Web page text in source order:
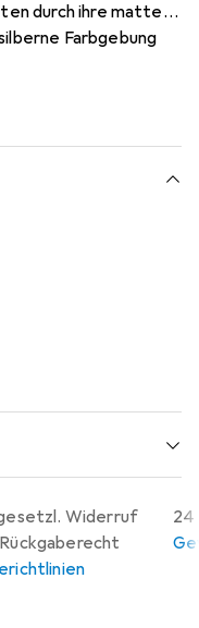
durch ihre matte
Farbgebung
für eine Vielzahl
runde Stulpform
einfache
sind nicht nur
und zum
langlebige Lösung
von Metall als
ausgezeichneten
Widerruf
24